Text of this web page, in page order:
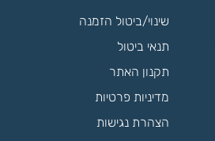
שינוי/ביטול הזמנה
תנאי ביטול
תקנון האתר
מדיניות פרטיות
הצהרת נגישות